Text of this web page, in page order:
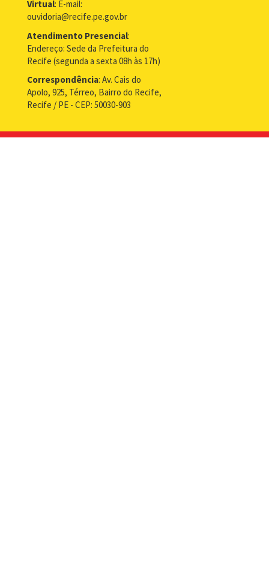
Virtual: E-mail:
ouvidoria@recife.pe.gov.br
Atendimento Presencial:
Endereço: Sede da Prefeitura do
Recife (segunda a sexta 08h às 17h)
Correspondência: Av. Cais do
Apolo, 925, Térreo, Bairro do Recife,
Recife / PE - CEP: 50030-903